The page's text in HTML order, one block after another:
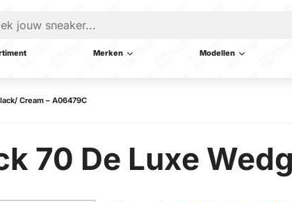
Merken Modellen
Cream – A06479C
70 De Luxe